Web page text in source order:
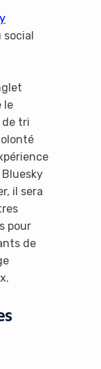
social
le
tri
il sera
pour
de